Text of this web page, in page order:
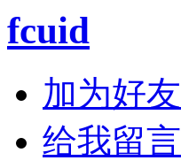
fcuid
加为好友
给我留言